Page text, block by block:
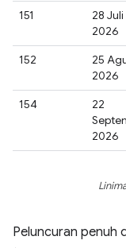
151
28 Juli
2026
152
25
2026
154
22
2026
Peluncuran penuh